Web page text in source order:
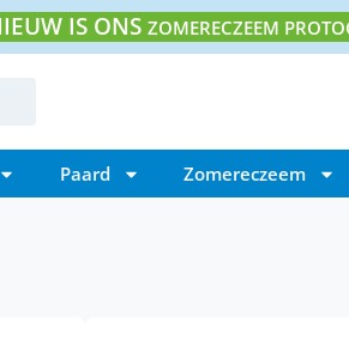
IS ONS ZOMERECZEEM
Paard Zomereczeem